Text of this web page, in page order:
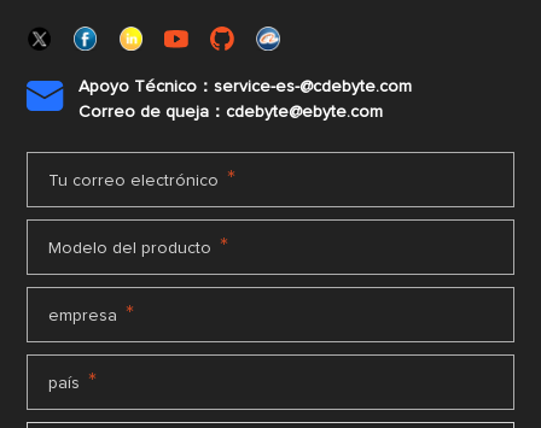

Apoyo Técnico：service-es-@cdebyte.com
Correo de queja：cdebyte@ebyte.com
Tu correo electrónico *
Modelo del producto *
empresa *
país *